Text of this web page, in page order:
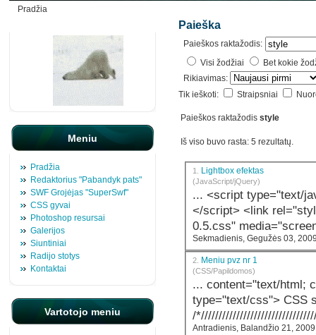
Pradžia
Meniu
Pradžia
Redaktorius "Pabandyk pats"
SWF Grojėjas "SuperSwf"
CSS gyvai
Photoshop resursai
Galerijos
Siuntiniai
Radijo stotys
Kontaktai
Vartotojo meniu
Paieška
Paieškos raktažodis:
Visi žodžiai
Bet kokie
Rikiavimas:
Tik ieškoti:
Straipsniai
Paieškos raktažodis style
Iš viso buvo rasta: 5 rezultatų.
1. Lightbox efektas
(JavaScript/jQuery)
... <script type="text/
</script> <link rel="
0.5.css"
Sekmadienis, Gegužės 03,
2. Meniu pvz nr 1
(CSS/Papildomos)
... content="text/html;
type="text/css"> CSS stiliai: div .meniu div#pirmas div#antras div#trecias
/
Antradienis, Balandžio 21, 2009